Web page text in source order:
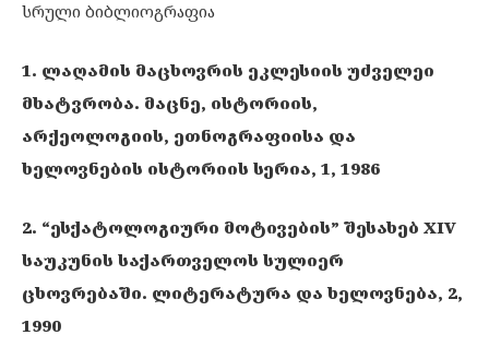
სრული ბიბლიოგრაფია
1. ლაღამის მაცხოვრის ეკლესიის უძველეი
მხატვრობა. მაცნე, ისტორიის,
არქეოლოგიის, ეთნოგრაფიისა და
ხელოვნების ისტორიის სერია, 1, 1986
2. “ესქატოლოგიური მოტივების” შესახებ XIV
საუკუნის საქართველოს სულიერ
ცხოვრებაში. ლიტერატურა და ხელოვნება, 2,
1990